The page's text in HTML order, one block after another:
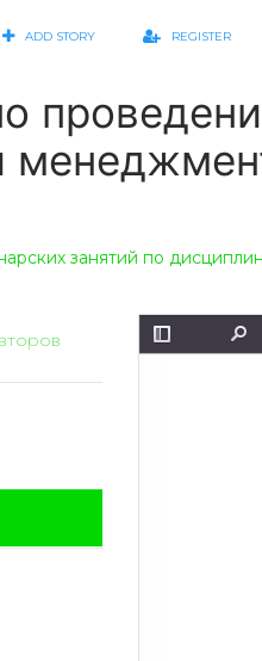
ADD STORY REGISTER
занятий по